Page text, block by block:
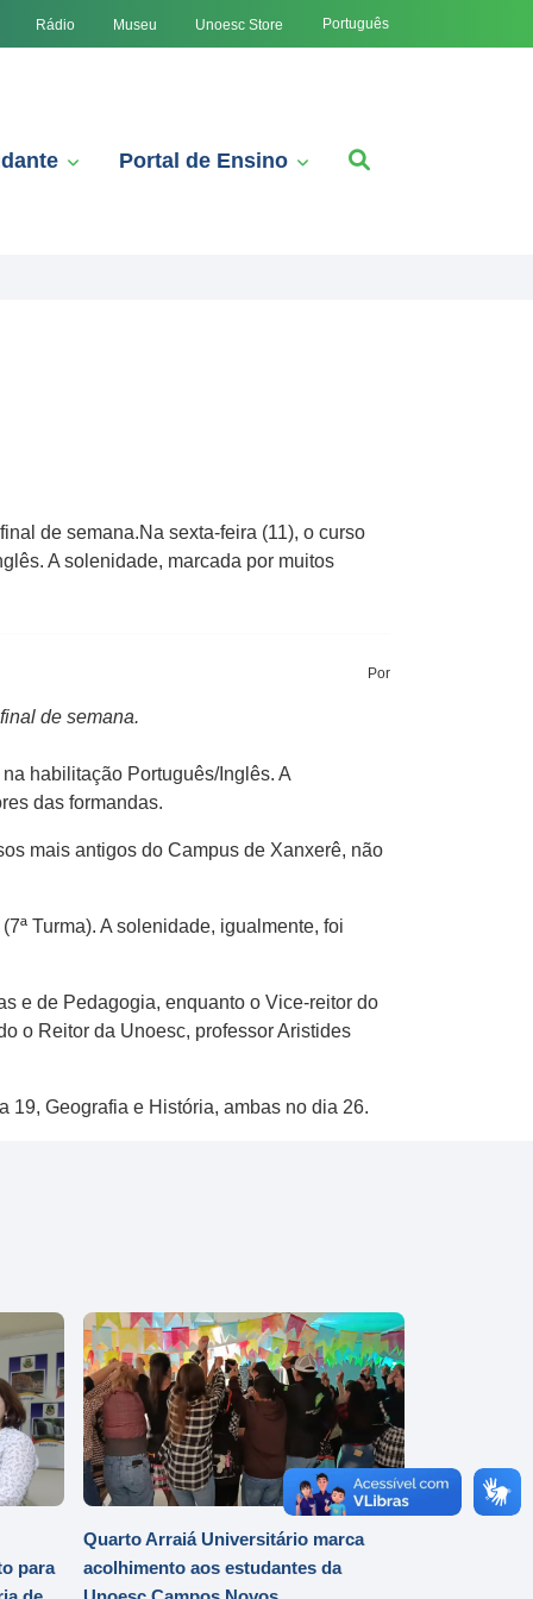
Rádio Museu Unoesc Store Português
Portal de Ensino
de semana.Na sexta-feira (11), o curso
A solenidade, marcada por muitos
Por
de semana.
habilitação Português/Inglês. A
das formandas.
mais antigos do Campus de Xanxerê, não
Turma). A solenidade, igualmente, foi
e de Pedagogia, enquanto o Vice-reitor do
o Reitor da Unoesc, professor Aristides
19, Geografia e História, ambas no dia 26.
para
Quarto Arraiá Universitário marca
acolhimento aos estudantes da